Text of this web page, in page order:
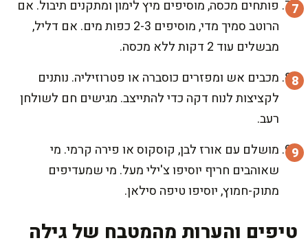
פותחים מכסה, מוסיפים מיץ לימון ומתקנים תיבול. אם
הרוטב סמיך מדי, מוסיפים 2-3 כפות מים. אם דליל,
מבשלים עוד 2 דקות ללא מכסה.
מכבים אש ומפזרים כוסברה או פטרוזיליה. נותנים
לקציצות לנוח דקה כדי להתייצב. מגישים חם לשולחן
רעב.
מושלם עם אורז לבן, קוסקוס או פירה קרמי. מי
שאוהבים חריף יוסיפו צ'ילי מעל. מי שמעדיפים
מתוק-חמוץ, יוסיפו טיפה סילאן.
טיפים והערות מהמטבח של גילה